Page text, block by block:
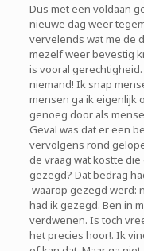
Dus met een voldaan
nieuwe dag weer
vervelends wat me de
mezelf weer bevestig
is vooral
niemand! Ik snap
mensen ga ik eigenlijk
genoeg door als
Geval was dat er een
vervolgens rond
de vraag wat kostte
gezegd? Dat bedrag
waarop gezegd werd:
had ik gezegd. Ben in
verdwenen. Is toch
het precies hoor!. Ik